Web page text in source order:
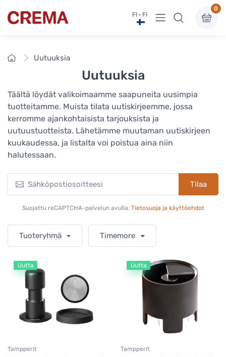
Crema FI · FI Näytä valikko
0
EtusivuUutuuksia
Uutuuksia
Täältä löydät valikoimaamme saapuneita uusimpia
tuotteitamme. Muista tilata uutiskirjeemme, jossa
kerromme ajankohtaisista tarjouksista ja
uutuustuotteista. Lähetämme muutaman uutiskirjeen
kuukaudessa, ja listalta voi poistua aina niin
halutessaan.
Tilaa
Suojattu reCAPTCHA-palvelun avulla. Tietosuoja ja käyttöehdot
Tuoteryhmä Timemore
Uutta
Tampperit
Uutta
Tampperit